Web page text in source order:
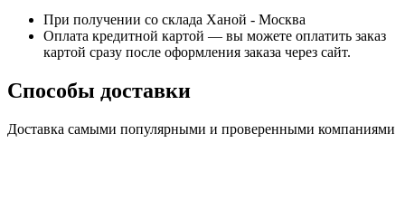
При получении со склада Ханой - Москва
Оплата кредитной картой — вы можете оплатить заказ
картой сразу после оформления заказа через сайт.
Способы доставки
Доставка самыми популярными и проверенными компаниями